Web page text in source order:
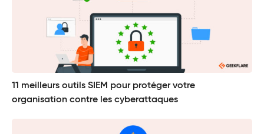
11 meilleurs outils SIEM pour protéger votre
organisation contre les cyberattaques